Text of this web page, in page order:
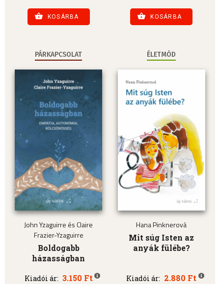
KOSÁRBA KOSÁRBA
PÁRKAPCSOLAT
John Yzaguirre és Claire
Frazier-Yzaguirre
Boldogabb
házasságban
Kiadói ár: 3.150 Ft
ÉLETMÓD
Hana Pinknerová
Mit súg Isten az
anyák fülébe?
Kiadói ár: 2.880 Ft